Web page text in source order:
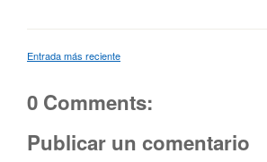
Entrada más reciente
0 Comments:
Publicar un comentario